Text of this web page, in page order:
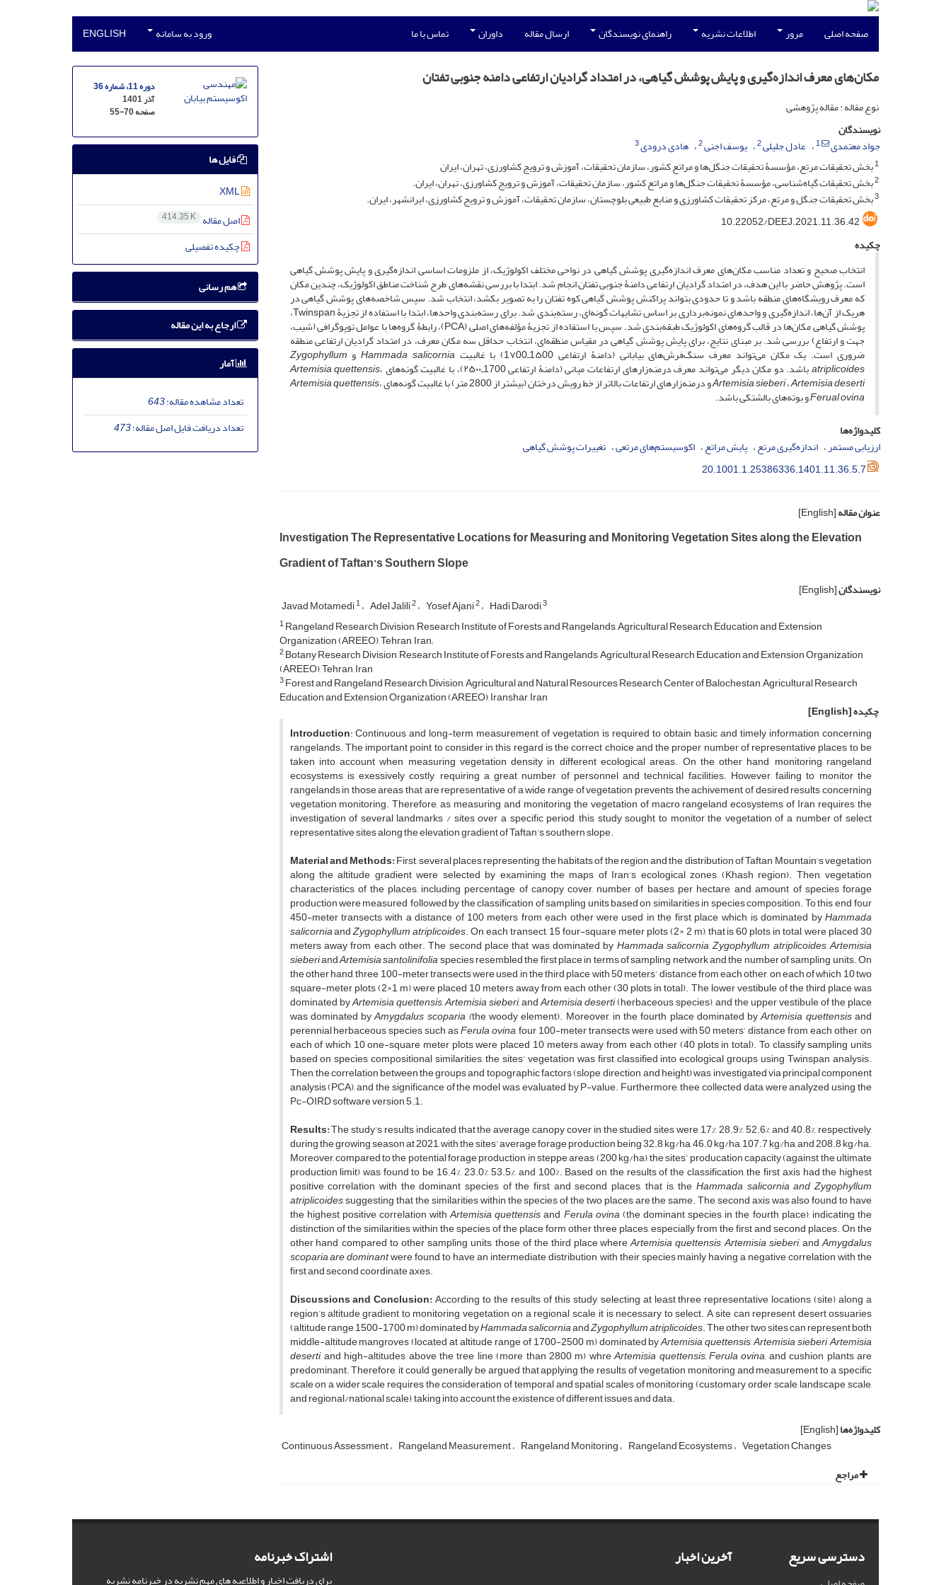
صفحه اصلی مرور اطلاعات نشریه راهنمای نویسندگان ارسال مقاله داوران تماس با ما ورود به سامانه ENGLISH
مکان‌‌های معرف اندازه‌‌گیری و پایش پوشش گیاهی، در امتداد گرادیان ارتفاعی دامنه جنوبی تفتان
نوع مقاله : مقاله پژوهشی
نویسندگان
جواد معتمدی
1 عادل جلیلی2 یوسف اجنی2 هادی درودی3
1بخش تحقیقات مرتع، مؤسسۀ تحقیقات جنگل‌ها و مراتع کشور، سازمان تحقیقات، آموزش و ترویج کشاورزی، تهران، ایران
2بخش تحقیقات گیاه‌شناسی، مؤسسۀ تحقیقات جنگل‌ها و مراتع کشور، سازمان تحقیقات، آموزش و ترویج کشاورزی، تهران، ایران.
3بخش تحقیقات جنگل و مرتع، مرکز تحقیقات کشاورزی و منابع طبیعی بلوچستان، سازمان تحقیقات، آموزش و ترویج کشاورزی، ایرانشهر، ایران.
10.22052/DEEJ.2021.11.36.42
چکیده
انتخاب صحیح و تعداد مناسب مکان‌‌های معرف اندازه‌‌گیری پوشش گیاهی در نواحی مختلف اکولوژیک، از ملزومات اساسی اندازه‌‌گیری و پایش پوشش گیاهی
است. پژوهش حاضر با این هدف، در امتداد گرادیان ارتفاعی دامنۀ جنوبی تفتان انجام شد. ابتدا با بررسی نقشه‌‌های طرح شناخت مناطق اکولوژیک، چندین مکان
که معرف رویشگاه‌‌های منطقه باشد و تا حدودی بتواند پراکنش پوشش گیاهی کوه تفتان را به تصویر بکشد، انتخاب شد. سپس شاخصه‌‌های پوشش گیاهی در
هریک از آن‌ها، اندازه‌‌گیری و واحدهای نمونه‌‌برداری بر اساس تشابهات گونه‌‌ای، رسته‌‌بندی شد. برای رسته‌‌بندی واحدها، ابتدا با استفاده از تجزیۀ Twinspan،
پوشش گیاهی مکان‌‌ها در قالب گرو‌‌ه‌‌های ‌‌اکولوژیک طبقه‌‌‌بندی شد. سپس با استفاده از تجزیۀ مؤلفه‌‌های اصلی (PCA)، رابطۀ گروه‌‌ها با عوامل توپوگرافی (شیب،
جهت و ارتفاع) بررسی شد. بر مبنای نتایج، برای پایش پوشش گیاهی در مقیاس منطقه‌‌ای، انتخاب حداقل سه مکان معرف، در امتداد گرادیان ارتفاعی منطقه
ضروری است. یک مکان می‌‌تواند معرف سنگ‌فرش‌‌های‌ ‌بیابانی (دامنۀ ارتفاعی 1۵00ـ1۷00) با غالبیت Hammada salicorniaو Zygophyllum
atriplicoidesباشد. دو مکان دیگر می‌‌تواند معرف درمنه‌‌زارهای ارتفاعات میانی (دامنۀ ارتفاعی 1700ـ۲۵۰۰)، با غالبیت گونه‌‌های Artemisia quettensis،
Artemisia sieberi،Artemisia deserti و درمنه‌‌زارهای ارتفاعات بالاتر از خط رویش درختان (بیشتر از 2800 متر) با غالبیت گونه‌‌های Artemisia quettensis،
Ferual ovinaو بوته‌‌های بالشتکی باشد.
کلیدواژه‌ها
ارزیابی مستمر اندازه‌‌گیری مرتع پایش مراتع اکوسیستم‌‌های مرتعی تغییرات پوشش گیاهی
20.1001.1.25386336.1401.11.36.5.7
عنوان مقاله[English]
Investigation The Representative Locations for Measuring and Monitoring Vegetation Sites along the Elevation
Gradient of Taftan’s Southern Slope
نویسندگان[English]
Javad Motamedi1 Adel Jalili2 Yosef Ajani2 Hadi Darodi3
1Rangeland Research Division, Research Institute of Forests and Rangelands, Agricultural Research Education and Extension
Organization (AREEO), Tehran, Iran;
2Botany Research Division, Research Institute of Forests and Rangelands, Agricultural Research Education and Extension Organization
(AREEO), Tehran, Iran
3Forest and Rangeland Research Division, Agricultural and Natural Resources Research Center of Balochestan, Agricultural Research
Education and Extension Organization (AREEO), Iranshar, Iran
چکیده[English]
Introduction: Continuous and long-term measurement of vegetation is required to obtain basic and timely information concerning
rangelands. The important point to consider in this regard is the correct choice and the proper number of representative places to be
taken into account when measuring vegetation density in different ecological areas. On the other hand, monitoring rangeland
ecosystems is exessively costly, requiring a great number of personnel and technical facilities. However, failing to monitor the
rangelands in those areas that are representative of a wide range of vegetation prevents the achivement of desired results concerning
vegetation monitoring. Therefore, as measuring and monitoring the vegetation of macro rangeland ecosystems of Iran requires the
investigation of several landmarks / sites over a specific period, this study sought to monitor the vegetation of a number of select
representative sites along the elevation gradient of Taftan’s southern slope.
Material and Methods:First, several places representing the habitats of the region and the distribution of Taftan Mountain’s vegetation
along the altitude gradient were selected by examining the maps of Iran’s ecological zones (Khash region). Then, vegetation
characteristics of the places, including percentage of canopy cover, number of bases per hectare, and amount of species forage
production were measured, followed by the classification of sampling units based on similarities in species composition. To this end, four
450-meter transects with a distance of 100 meters from each other were used in the first place, which is dominated byHammada
salicorniaandZygophyllum atriplicoides. On each transect, 15 four-square meter plots (2× 2 m), that is 60 plots in total, were placed 30
meters away from each other. The second place that was dominated byHammada salicornia,Zygophyllum atriplicoides,Artemisia
sieberiandArtemisia santolinifoliaspecies resembled the first place in terms of sampling network and the number of sampling units. On
the other hand, three 100-meter transects were used in the third place with 50 meters’ distance from each other, on each of which 10 two
square-meter plots (2×1 m) were placed 10 meters away from each other (30 plots in total). The lower vestibule of the third place was
dominated byArtemisia quettensis,Artemisia sieberi,andArtemisia deserti(herbaceous species), and the upper vestibule of the place
was dominated byAmygdalus scoparia (the woody element). Moreover, in the fourth place dominated byArtemisia quettensisand
perennial herbaceous species such asFerula ovina, four 100-meter transects were used with 50 meters’ distance from each other, on
each of which 10 one-square meter plots were placed 10 meters away from each other (40 plots in total). To classify sampling units
based on species compositional similarities, the sites’ vegetation was first classified into ecological groups using Twinspan analysis.
Then, the correlation between the groups and topographic factors (slope, direction, and height) was investigated via principal component
analysis (PCA), and the significance of the model was evaluated by P-value. Furthermore, thee collected data were analyzed using the
Pc-OIRD software version 5.1.
Results:The study’s results indicated that the average canopy cover in the studied sites were 17%, 28.9%, 52.6%, and 40.8%, respectively,
during the growing season at 2021, with the sites’ average forage production being 32.8 kg/ha, 46.0 kg/ha, 107.7 kg/ha, and 208.8 kg/ha.
Moreover, compared to the potential forage production in steppe areas (200 kg/ha), the sites’ producation capacity (against the ultimate
production limit) was found to be 16.4%, 23.0%, 53.5%, and 100%. Based on the results of the classification, the first axis had the highest
positive correlation with the dominant species of the first and second places, that is, the Hammada salicornia and Zygophyllum
atriplicoides, suggesting that the similarities within the species of the two places are the same. The second axis was also found to have
the highest positive correlation withArtemisia quettensisand Ferula ovina(the dominant species in the fourth place), indicating the
distinction of the similarities within the species of the place form other three places, especially from the first and second places. On the
other hand, compared to other sampling units, those of the third place whereArtemisia quettensis,Artemisia sieberi,andAmygdalus
scoparia are dominantwere found to have an intermediate distribution, with their species mainly having a negative correlation with the
first and second coordinate axes.
DiscussionsandConclusion:According to the results of this study, selecting at least three representative locations (site) along a
region’s altitude gradient to monitoring vegetation on a regional scale, it is necessary to select. A site can represent desert ossuaries
(altitude range 1500-1700 m) dominated byHammada salicorniaandZygophyllum atriplicoides. The other two sites can represent both
middle-altitude mangroves (located at altitude range of 1700-2500 m) dominated byArtemisia quettensis,Artemisia sieberi,Artemisia
deserti, and high-altitudes above the tree line (more than 2800 m) whreArtemisia quettensis,Ferula ovina,and cushion plants are
predominant. Therefore, it could generally be argued that applying the results of vegetation monitoring and measurement to a specific
scale on a wider scale requires the consideration of temporal and spatial scales of monitoring (customary order scale, landscape scale,
and regional/national scale), taking into account the existence of different issues and data.
کلیدواژه‌ها[English]
Continuous Assessment Rangeland Measurement Rangeland Monitoring Rangeland Ecosystems Vegetation Changes
مراجع
دوره 11، شماره 36
آذر 1401
صفحه55-70
فایل ها
XML
اصل مقاله 414.35 K
چکیده تفصیلی
هم رسانی
ارجاع به این مقاله
آمار
تعداد مشاهده مقاله:643
تعداد دریافت فایل اصل مقاله:473
دسترسی سریع آخرین اخبار اشتراک خبرنامه
برای دریافت اخبار و اطلاعیه های مهم نشریه در خبرنامه نشریه